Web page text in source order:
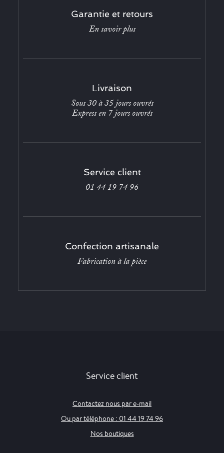
Garantie et retours
En savoir plus
Livraison
Sous 30 à 35 jours ouvrés
Express en 7 jours ouvrés
Service client
01 44 19 74 96
Confection artisanale
Fabrication à la pièce
Service client
Contactez nous par e-mail
Ou par téléphone : 01 44 19 74 96
Nos boutiques